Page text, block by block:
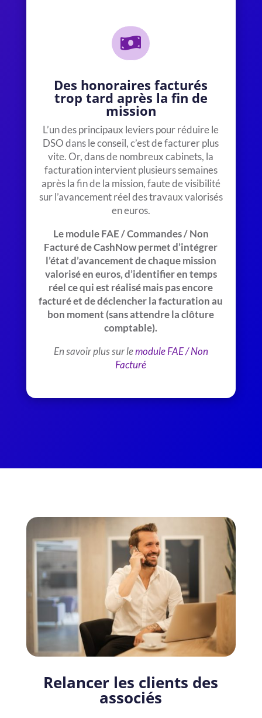

Des honoraires facturés
trop tard après la fin de
mission
L’un des principaux leviers pour réduire le
DSO dans le conseil, c’est de facturer plus
vite. Or, dans de nombreux cabinets, la
facturation intervient plusieurs semaines
après la fin de la mission, faute de visibilité
sur l’avancement réel des travaux valorisés
en euros.
Le module FAE / Commandes / Non
Facturé de CashNow permet d’intégrer
l’état d’avancement de chaque mission
valorisé en euros, d’identifier en temps
réel ce qui est réalisé mais pas encore
facturé et de déclencher la facturation au
bon moment (sans attendre la clôture
comptable).
En savoir plus sur lemodule FAE / Non
Facturé
Relancer les clients des
associés